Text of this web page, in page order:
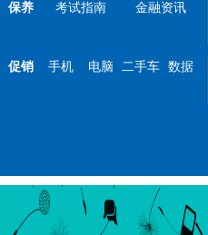
保养 考试指南 金融资讯
促销 手机 电脑 二手车 数据